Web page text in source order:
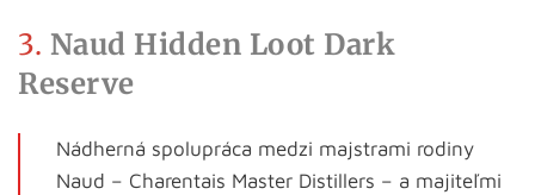
3. Naud Hidden Loot Dark
Reserve
Nádherná spolupráca medzi majstrami rodiny
Naud – Charentais Master Distillers – a majiteľmi